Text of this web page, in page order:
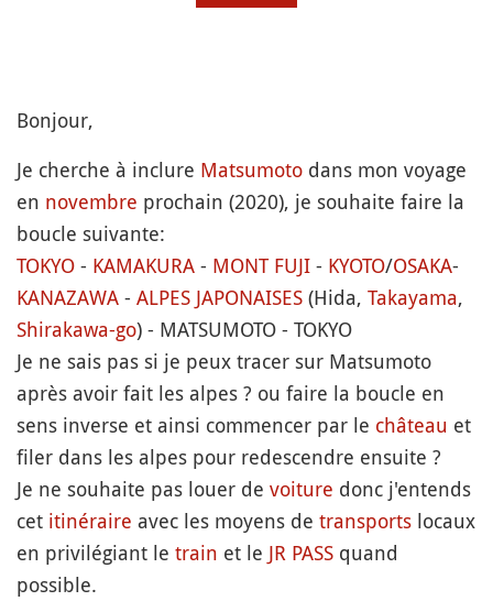
Bonjour,
Je cherche à inclure Matsumoto dans mon voyage
en novembre prochain (2020), je souhaite faire la
boucle suivante:
TOKYO - KAMAKURA - MONT FUJI - KYOTO/OSAKA-
KANAZAWA - ALPES JAPONAISES (Hida, Takayama,
Shirakawa-go) - MATSUMOTO - TOKYO
Je ne sais pas si je peux tracer sur Matsumoto
après avoir fait les alpes ? ou faire la boucle en
sens inverse et ainsi commencer par le château et
filer dans les alpes pour redescendre ensuite ?
Je ne souhaite pas louer de voiture donc j'entends
cet itinéraire avec les moyens de transports locaux
en privilégiant le train et le JR PASS quand
possible.